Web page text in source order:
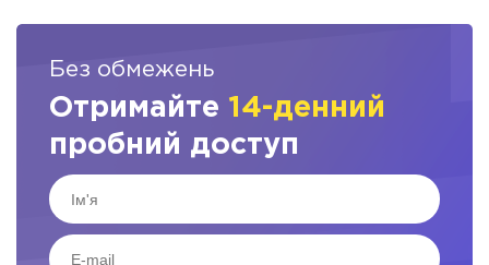
Без обмежень
Отримайте 14-денний
пробний доступ